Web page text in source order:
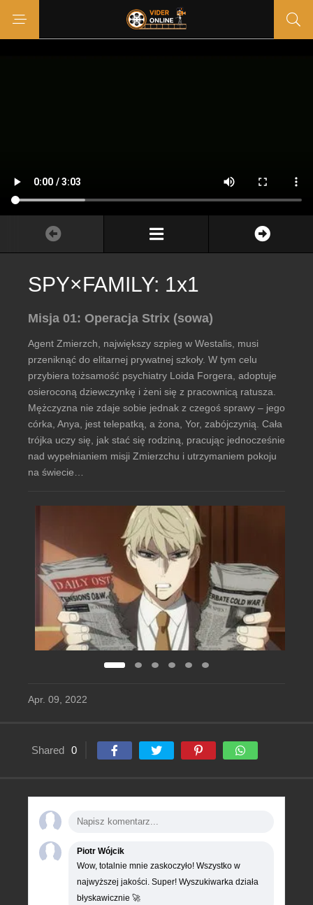
SPY×FAMILY: 1x1
Misja 01: Operacja Strix (sowa)
Agent Zmierzch, największy szpieg w Westalis, musi
przeniknąć do elitarnej prywatnej szkoły. W tym celu
przybiera tożsamość psychiatry Loida Forgera, adoptuje
osieroconą dziewczynkę i żeni się z pracownicą ratusza.
Mężczyzna nie zdaje sobie jednak z czegoś sprawy – jego
córka, Anya, jest telepatką, a żona, Yor, zabójczynią. Cała
trójka uczy się, jak stać się rodziną, pracując jednocześnie
nad wypełnianiem misji Zmierzchu i utrzymaniem pokoju
na świecie…
Apr. 09, 2022
Shared 0
Piotr Wójcik
Wow, totalnie mnie zaskoczyło! Wszystko w
najwyższej jakości. Super! Wyszukiwarka działa
błyskawicznie 🚀